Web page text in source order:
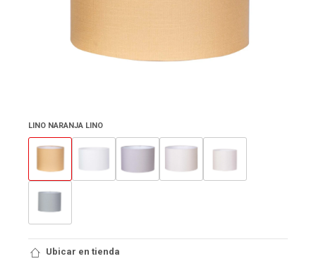
LINO NARANJA LINO
Ubicar en tienda